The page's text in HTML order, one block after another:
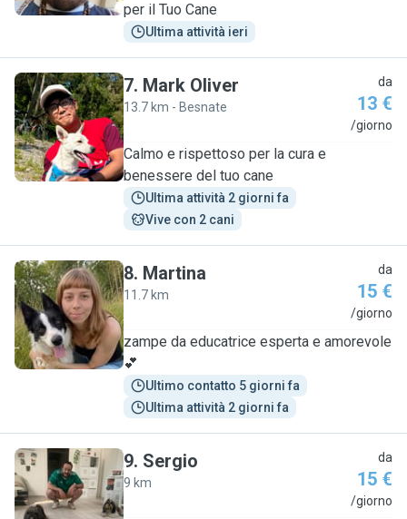
per il Tuo Cane
Ultima attività ieri
M
7. Mark Oliver
13.7 km - Besnate
da
13 €
/giorno
Calmo e rispettoso per la cura e
benessere del tuo cane
Ultima attività 2 giorni fa
Vive con 2 cani
M
8. Martina
11.7 km
da
15 €
/giorno
zampe da educatrice esperta e amorevole
💕
Ultimo contatto 5 giorni fa
Ultima attività 2 giorni fa
S
9. Sergio
9 km
da
15 €
/giorno